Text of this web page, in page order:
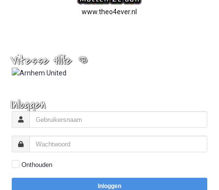
www.theo4ever.nl
Vitesse 4life 👊
Inloggen
Onthouden
Inloggen